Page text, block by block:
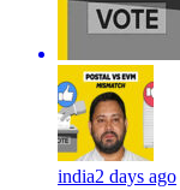
2 days ago
ബീഹാർ
142, NDA